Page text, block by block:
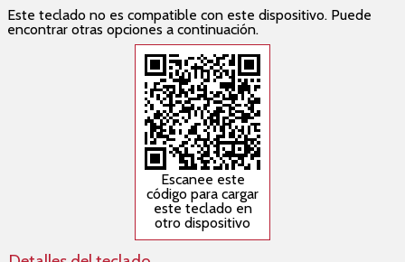
Este teclado no es compatible con este dispositivo. Puede
encontrar otras opciones a continuación.
Escanee este
código para cargar
este teclado en
otro dispositivo